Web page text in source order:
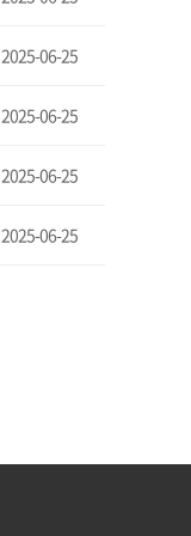
2025-06-25
2025-06-25
2025-06-25
2025-06-25